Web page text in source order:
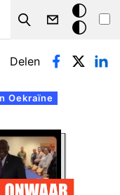
Search
Donkere
modus
Oekraïne
Delen